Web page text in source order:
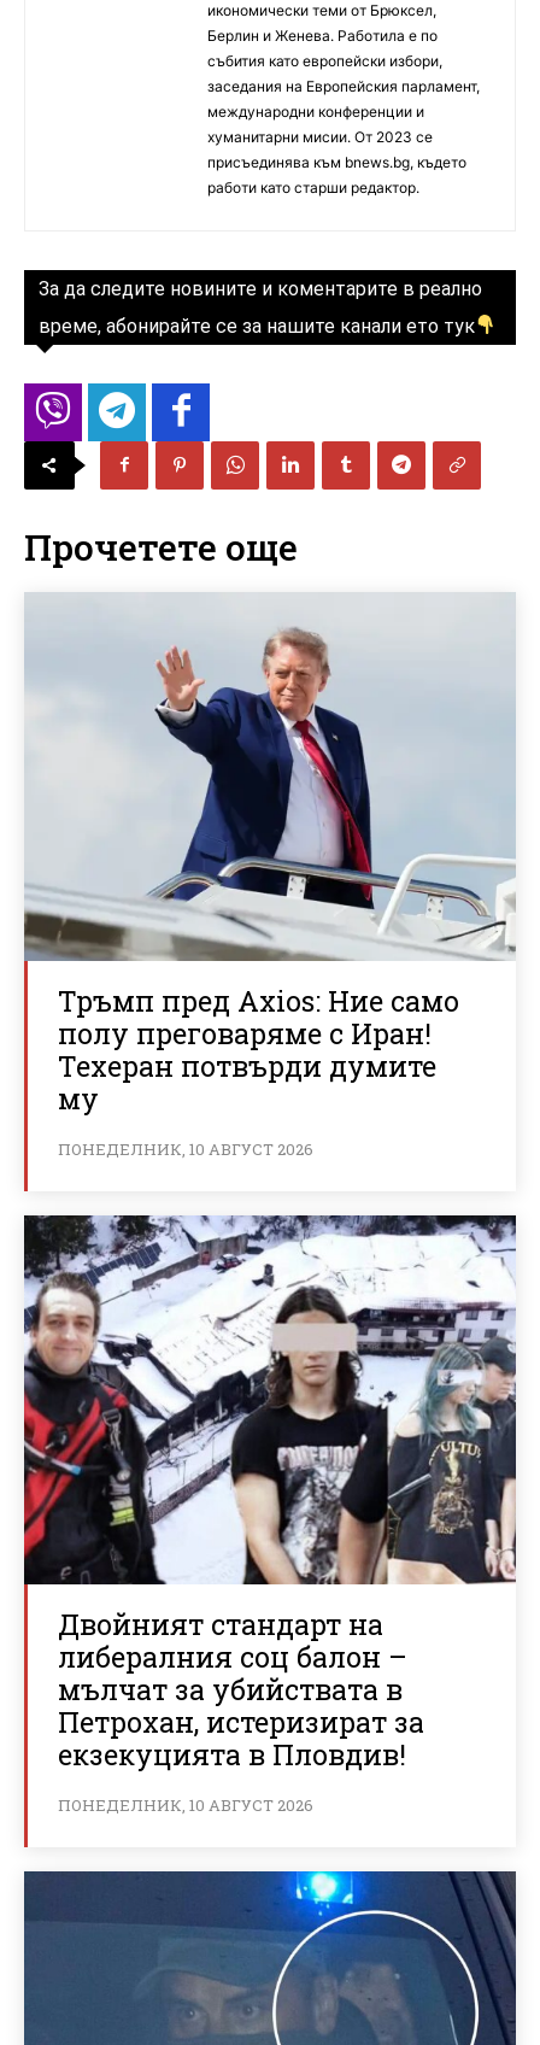
икономически теми от Брюксел,
Берлин и Женева. Работила е по
събития като европейски избори,
заседания на Европейския парламент,
международни конференции и
хуманитарни мисии. От 2023 се
присъединява към bnews.bg, където
работи като старши редактор.
За да следите новините и коментарите в реално
време, абонирайте се за нашите канали ето тук
Прочетете още
Тръмп пред Axios: Ние само
полу преговаряме с Иран!
Техеран потвърди думите
му
ПОНЕДЕЛНИК, 10 АВГУСТ 2026
Двойният стандарт на
либералния соц балон –
мълчат за убийствата в
Петрохан, истеризират за
екзекуцията в Пловдив!
ПОНЕДЕЛНИК, 10 АВГУСТ 2026